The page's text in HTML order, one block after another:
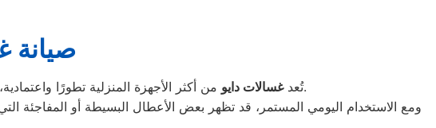
صيانة
تُعدغسالات دايو
من أكثر الأجهزة المنزلية تطورًا واعتمادية، حيث تجمع بين الأداء العالي والتكنولوجيا الحديثة التي تسهّل عملية الغسيل وتوفر الوقت والمجهود.
ومع الاستخدام اليومي المستمر، قد تظهر بعض الأعطال البسيطة أو المفاجئة